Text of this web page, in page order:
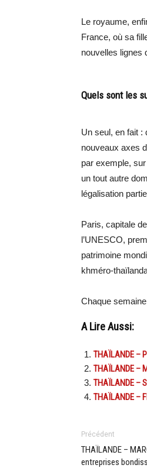
Le royaume,
France, où sa
nouvelles lignes
Quels sont les
Un seul, en fait :
nouveaux axes
par exemple,
un tout autre
légalisation
Paris, capitale
l’UNESCO,
patrimoine
khméro-
Chaque
A Lire Aussi:
THAÏLANDE –
THAÏLANDE –
THAÏLANDE –
THAÏLANDE –
Précédent
THAÏLANDE –
entreprises